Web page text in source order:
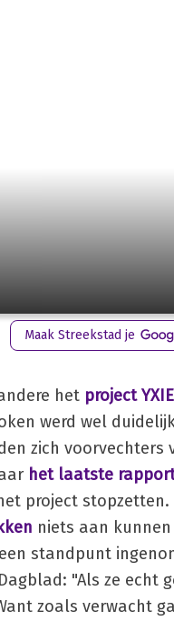
Maak Streekstad je
het project YXIE
werd wel
zich voorvechters
het laatste
project
niets aan kunnen
standpunt
"Als ze echt
zoals verwacht